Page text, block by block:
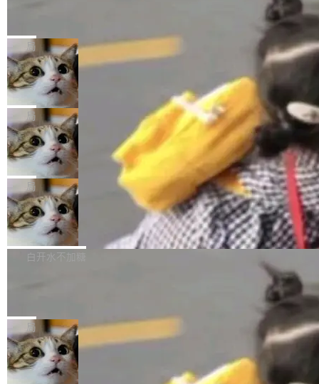
“启蒙老师”。 而今年，恰好是雷霄骅离世十周
年。FFmpeg 社区最终选择用一个大版本的名
字，留下了这份纪念。 雷霄骅曾是中国传媒大学
数字电视技术方向的博士生，长期从事视频、音
频技...
编写程序，目标是完成电商平台作者信息与商品
列表的数据匹配 —— 一项常规的数据处理任
务，最终却产生了 180 万美元的账单，实际支出
超出原定预算 860%。 更令人意外的是，该项目
最终并未成功落地，而高额算力消耗持续运行长
达 5 个月，公司直到财务对账时才察觉异常。这
意味着一个无人看管的 AI 程序，在近半年时间
里日夜不停地"烧钱"。 复盘显示，...
e CEO Clément Delangue 在 CNBC 的采访里
没有拐弯抹角。他说中国正在赢得 AI 竞赛，而
且按目前的速度，中国 AI 工具预计在今年底或
2027 年就能追上美国前沿实验室的水平。 Dela
ngue 把原因归结为一件事：开放协作。中国的
AI 开发者在一个共享和协作的生态里加速迭代，
而美国模型厂商在"闭门造车"。他的原话是 "buil
ding in silos"——各自为战，互不通气。 这个判
断从他嘴里说出来分量不同。Hugging Face 是
全球最大的开源 AI 平台，上面跑着上百万个模
型。谁在开源赛道上领先，...
局
当 AI agent 把源码变成了最好的扩展系
统，开发者工具必须开源
五年前，David Crawshaw 问过很多软件工程师
一个问题：你写过什么给自己用的程序？答案几
乎都是没有。工程师们整天用别人写的程序写程
序给别人用。偶尔有人自己写个博客系统、智能
家居控制、家庭实验室，都算稀奇事。 Crawsh
aw 是 Shelley 的作者，一个开源 AI coding age
nt。他最近在博客上写了一篇文章，核心论点很
简单：开发者工具必须开源。 理由不是传统的自
由软件情怀，而是一个跟 AI agent 直接相关的
技术判断。 两行 prompt 就能个性化任何软件 C
局
DeepSeek Harness 宣布内测邀请，全
网最大规模开源 Agent 路演现场诞生
一条内测招募帖，发出去的时候大概没人想到它
会变成一场开源 Agent 生态的路演。 8月1日，
DeepSeek Harness 团队负责人崔添翼（tiany
i）在 X 上发帖： 「如果你是 Agent Harness 相
关开源项目的开发者，希望参加 DeepSeek Har
ness 的内测，可以回复或私信联系我。请附上
Harness 负责把能力落到真实环境中——调用工
具、读写文件、管理上下文、处理错误、完成闭
环。崔添翼招人的标...
局
商汤 SenseNova U1.5-Lite-Preview
开源
商汤科技宣布面向社区开源轻量级统一多模态模
型的预览版本 SenseNova U1.5-Lite-Preview。
理解、推理、生成与编辑，还仅以 8B-MoT 的轻
量大小，将能力推进到4K、更精细的真实质感、
更复杂的视觉控制和可持续迭代编辑。 相比 U
1，U1.5-Lite-Preview 在以下方向上带来了显著
白开水不加糖
nap。这次是 hwctl——一个用来检查 Ubuntu
硬件认证状态的命令行工具。 Canonical 工程师
Alan Griffiths 在邮件列表中说得很直白：「hwc
tl 是一个 Ubuntu 专有的包，它和它的依赖项都
局
Dario Amodei 担心新人来 Anthropic
只为金钱，不为使命
顶级 AI 研究员在两家公司之间来回跳，中间只